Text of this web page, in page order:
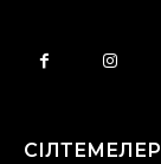
СІЛТЕМЕЛЕР